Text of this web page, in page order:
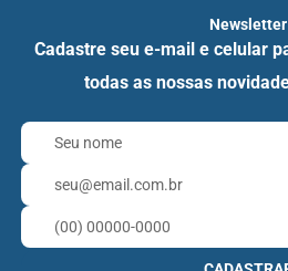
Newsletter
Cadastre seu e-mail e celular
todas as nossas